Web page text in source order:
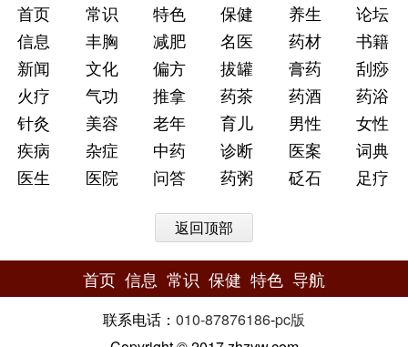
首页 常识 特色 保健 养生
论坛
信息
丰胸 减肥 名医 药材
书籍
新闻
文化 偏方 拔罐 膏药
刮痧
火疗
气功 推拿 药茶 药酒
药浴
针灸
美容 老年 育儿 男性
女性
疾病
杂症 中药 诊断 医案
词典
医生
医院 问答 药粥 砭石 足疗
返回顶部
首页 信息 常识 保健 特色 导航
联系电话： 010-87876186-pc版